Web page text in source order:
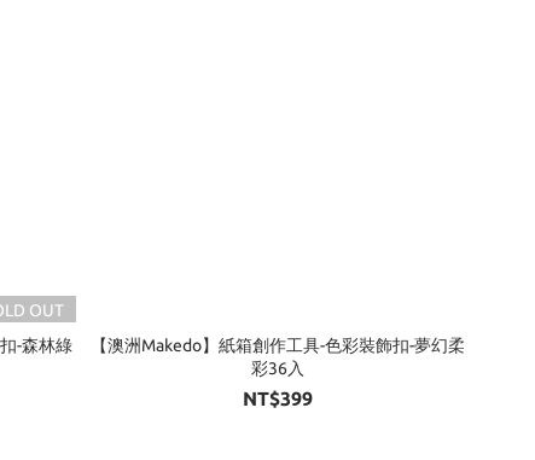
OUT
-森林綠
【澳洲Makedo】紙箱創作工具-色彩裝飾扣-夢幻柔
彩36入
NT$399